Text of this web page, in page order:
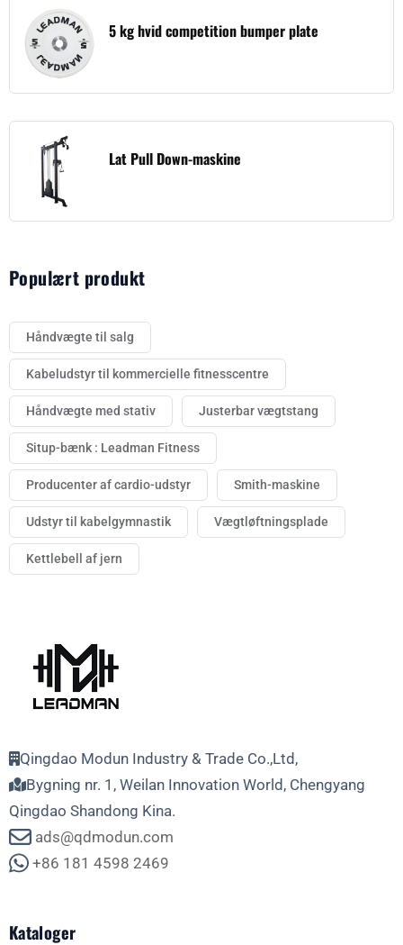
5 kg hvid competition bumper plate
Lat Pull Down-maskine
Populært produkt
Håndvægte til salg
Kabeludstyr til kommercielle fitnesscentre
Håndvægte med stativ Justerbar vægtstang
Situp-bænk : Leadman Fitness
Producenter af cardio-udstyr Smith-maskine
Udstyr til kabelgymnastik Vægtløftningsplade
Kettlebell af jern
Qingdao Modun Industry & Trade Co.,Ltd,
Bygning nr. 1, Weilan Innovation World, Chengyang
Qingdao Shandong Kina.
ads@qdmodun.com
+86 181 4598 2469
Kataloger